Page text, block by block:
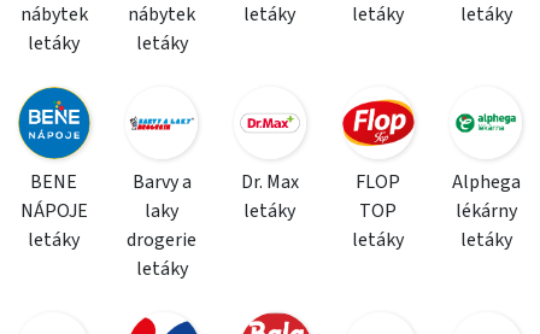
nábytek
letáky
nábytek
letáky
letáky
letáky
letáky
BENE
NÁPOJE
letáky
Barvy a
laky
drogerie
letáky
Dr. Max
letáky
FLOP
TOP
letáky
Alphega
lékárny
letáky